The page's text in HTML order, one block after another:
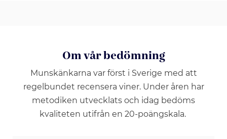
Om vår bedömning
Munskänkarna var först i Sverige med att
regelbundet recensera viner. Under åren har
metodiken utvecklats och idag bedöms
kvaliteten utifrån en 20-poängskala.